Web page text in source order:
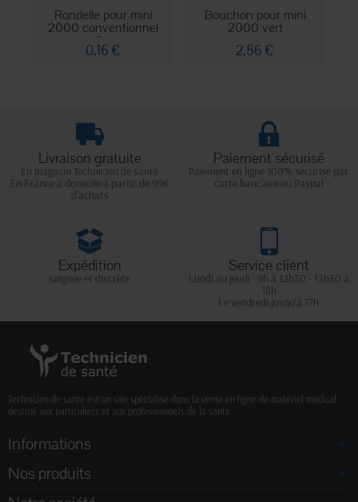
Rondelle pour mini
2000 conventionnel
3...
0,16 €
Bouchon pour mini
2000 vert
2,56 €
Livraison gratuite
En magasin Technicien de santé
En France à domicile à partir de 99€
d'achats
Paiement sécurisé
Paiement en ligne 100% sécurisé par
carte bancaire ou Paypal
Expédition
soignée et discrète
Service client
Lundi au jeudi : 9h à 12h30 - 13h30 à
18h
Le vendredi jusqu'à 17h
Technicien de santé est un site spécialisé dans la vente en ligne de matériel médical
destiné aux particuliers et aux professionnels de la santé.
Informations
Nos produits